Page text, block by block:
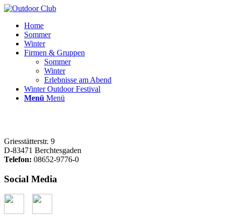
Home
Sommer
Winter
Firmen & Gruppen
Sommer
Winter
Erlebnisse am Abend
Winter Outdoor Festival
Menü Menü
Griesstätterstr. 9
D-83471 Berchtesgaden
Telefon: 08652-9776-0
Social Media